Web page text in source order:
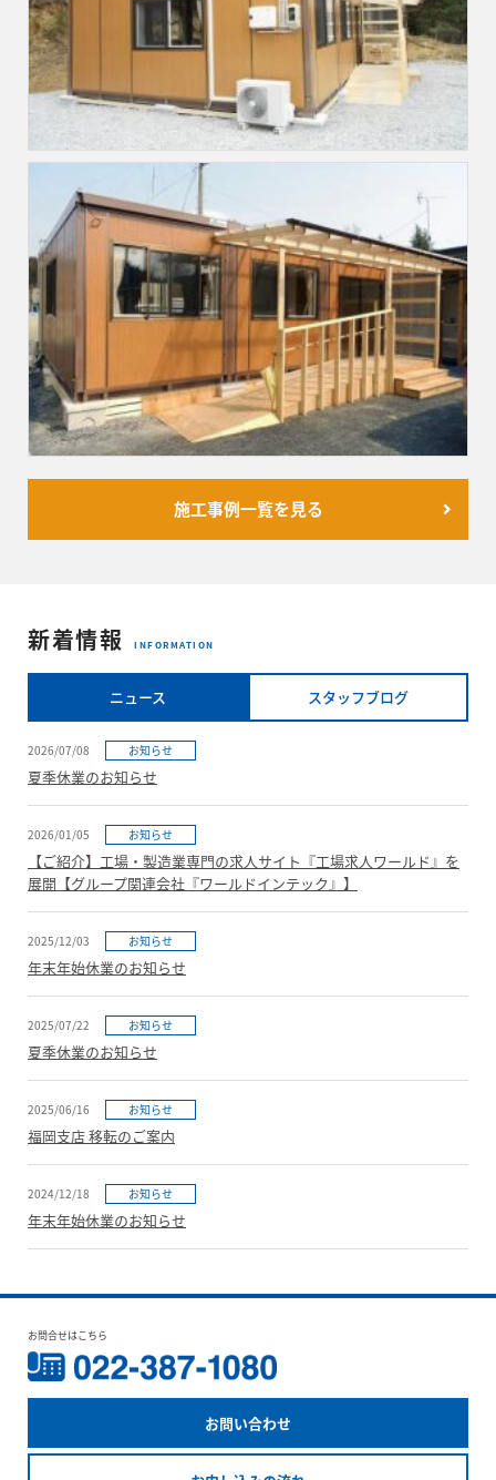
施工事例一覧を見る
新着情報 INFORMATION
ニュース スタッフブログ
2026/07/08 お知らせ
夏季休業のお知らせ
2026/01/05 お知らせ
【ご紹介】工場・製造業専門の求人サイト『工場求人ワールド』を
展開【グループ関連会社『ワールドインテック』】
2025/12/03 お知らせ
年末年始休業のお知らせ
2025/07/22 お知らせ
夏季休業のお知らせ
2025/06/16 お知らせ
福岡支店 移転のご案内
2024/12/18 お知らせ
年末年始休業のお知らせ
お問合せはこちら
お問い合わせ